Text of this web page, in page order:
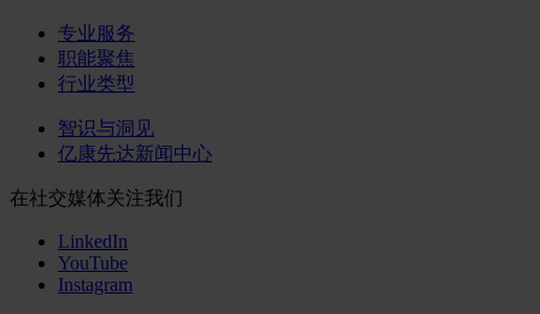
专业服务
职能聚焦
行业类型
智识与洞见
亿康先达新闻中心
在社交媒体关注我们
LinkedIn
YouTube
Instagram